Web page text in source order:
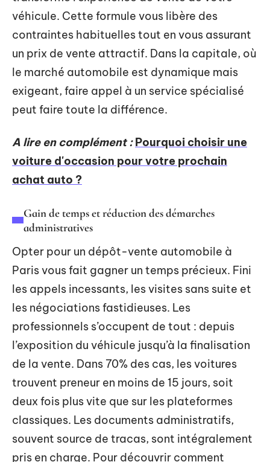
véhicule. Cette formule vous libère des
contraintes habituelles tout en vous assurant
un prix de vente attractif. Dans la capitale, où
le marché automobile est dynamique mais
exigeant, faire appel à un service spécialisé
peut faire toute la différence.
A lire en complément : Pourquoi choisir une
voiture d'occasion pour votre prochain
achat auto ?
Gain de temps et réduction des démarches
administratives
Opter pour un dépôt-vente automobile à
Paris vous fait gagner un temps précieux. Fini
les appels incessants, les visites sans suite et
les négociations fastidieuses. Les
professionnels s’occupent de tout : depuis
l’exposition du véhicule jusqu’à la finalisation
de la vente. Dans 70% des cas, les voitures
trouvent preneur en moins de 15 jours, soit
deux fois plus vite que sur les plateformes
classiques. Les documents administratifs,
souvent source de tracas, sont intégralement
pris en charge. Pour découvrir comment